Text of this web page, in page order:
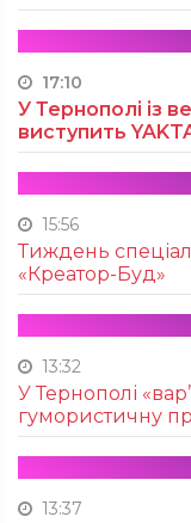
17:10
У Тернополі із
виступить
15:56
Тиждень
«Креатор-Буд»
13:32
У Тернополі
гумористичну
13:37